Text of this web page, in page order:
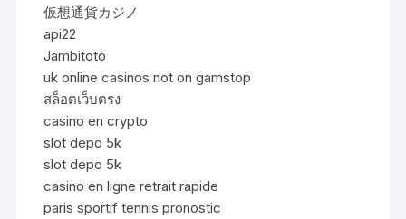
仮想通貨カジノ
api22
Jambitoto
uk online casinos not on gamstop
สล็อตเว็บตรง
casino en crypto
slot depo 5k
slot depo 5k
casino en ligne retrait rapide
paris sportif tennis pronostic